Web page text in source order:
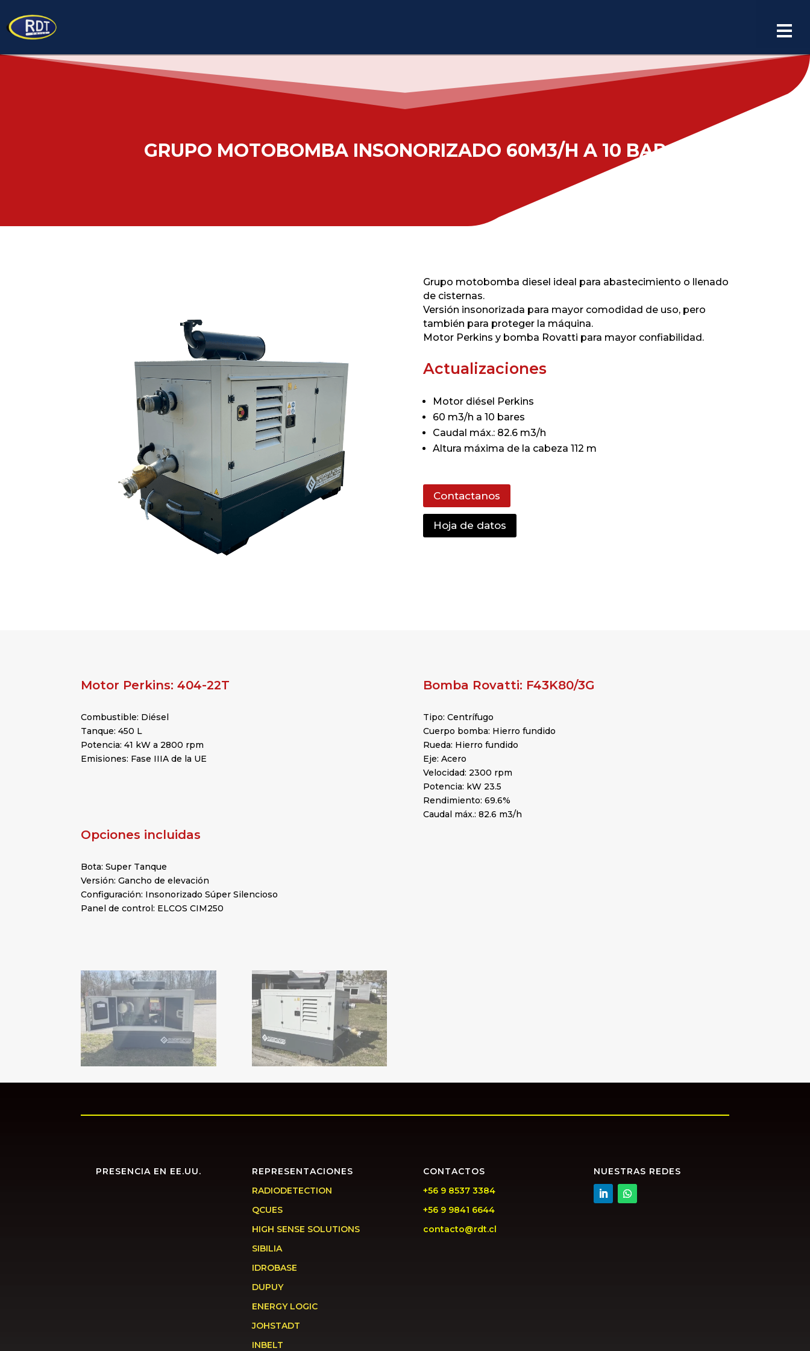
GRUPO MOTOBOMBA INSONORIZADO 60M3/H A 10 BAR
Grupo motobomba diesel ideal para abastecimiento o llenado
de cisternas.
Versión insonorizada para mayor comodidad de uso, pero
también para proteger la máquina.
Motor Perkins y bomba Rovatti para mayor confiabilidad.
Actualizaciones
Motor diésel Perkins
60 m3/h a 10 bares
Caudal máx.: 82.6 m3/h
Altura máxima de la cabeza 112 m
Contactanos
Hoja de datos
Motor Perkins: 404-22T
Combustible: Diésel
Tanque: 450 L
Potencia: 41 kW a 2800 rpm
Emisiones: Fase IIIA de la UE
Opciones incluidas
Bota: Super Tanque
Versión: Gancho de elevación
Configuración: Insonorizado Súper Silencioso
Panel de control: ELCOS CIM250
Bomba Rovatti: F43K80/3G
Tipo: Centrífugo
Cuerpo bomba: Hierro fundido
Rueda: Hierro fundido
Eje: Acero
Velocidad: 2300 rpm
Potencia: kW 23.5
Rendimiento: 69.6%
Caudal máx.: 82.6 m3/h
PRESENCIA EN EE.UU.
REPRESENTACIONES
RADIODETECTION
QCUES
HIGH SENSE SOLUTIONS
SIBILIA
IDROBASE
DUPUY
ENERGY LOGIC
JOHSTADT
INBELT
CONTACTOS
+56 9 8537 3384
+56 9 9841 6644
contacto@rdt.cl
NUESTRAS REDES